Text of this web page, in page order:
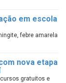
em escola
febre amarela
nova etapa
gratuitos e